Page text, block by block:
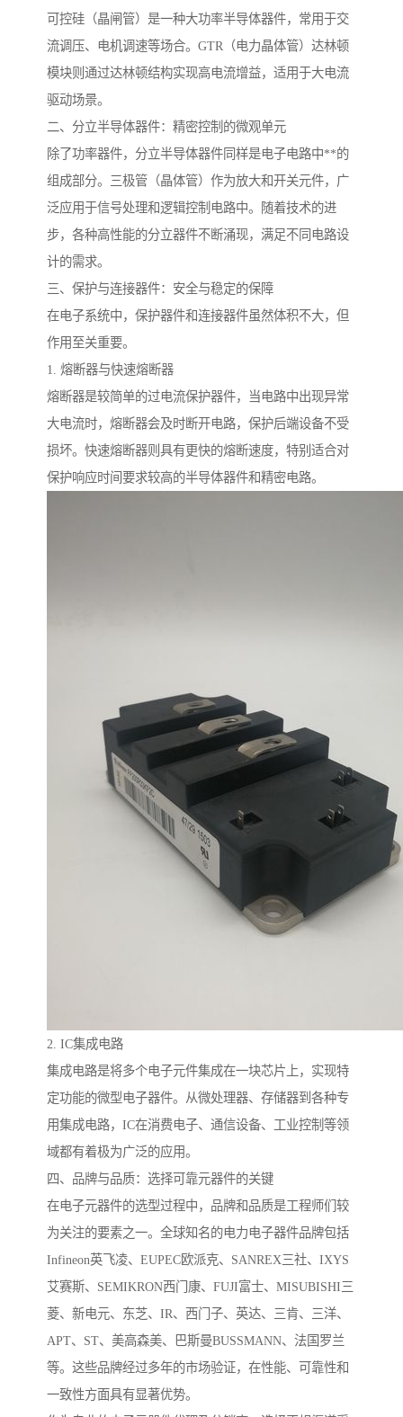
可控硅（晶闸管）是一种大功率半导体器件，常用于交
流调压、电机调速等场合。GTR（电力晶体管）达林顿
模块则通过达林顿结构实现高电流增益，适用于大电流
驱动场景。
二、分立半导体器件：精密控制的微观单元
除了功率器件，分立半导体器件同样是电子电路中**的
组成部分。三极管（晶体管）作为放大和开关元件，广
泛应用于信号处理和逻辑控制电路中。随着技术的进
步，各种高性能的分立器件不断涌现，满足不同电路设
计的需求。
三、保护与连接器件：安全与稳定的保障
在电子系统中，保护器件和连接器件虽然体积不大，但
作用至关重要。
1. 熔断器与快速熔断器
熔断器是较简单的过电流保护器件，当电路中出现异常
大电流时，熔断器会及时断开电路，保护后端设备不受
损坏。快速熔断器则具有更快的熔断速度，特别适合对
保护响应时间要求较高的半导体器件和精密电路。
2. IC集成电路
集成电路是将多个电子元件集成在一块芯片上，实现特
定功能的微型电子器件。从微处理器、存储器到各种专
用集成电路，IC在消费电子、通信设备、工业控制等领
域都有着极为广泛的应用。
四、品牌与品质：选择可靠元器件的关键
在电子元器件的选型过程中，品牌和品质是工程师们较
为关注的要素之一。全球知名的电力电子器件品牌包括
Infineon英飞凌、EUPEC欧派克、SANREX三社、IXYS
艾赛斯、SEMIKRON西门康、FUJI富士、MISUBISHI三
菱、新电元、东芝、IR、西门子、英达、三肯、三洋、
APT、ST、美高森美、巴斯曼BUSSMANN、法国罗兰
等。这些品牌经过多年的市场验证，在性能、可靠性和
一致性方面具有显著优势。